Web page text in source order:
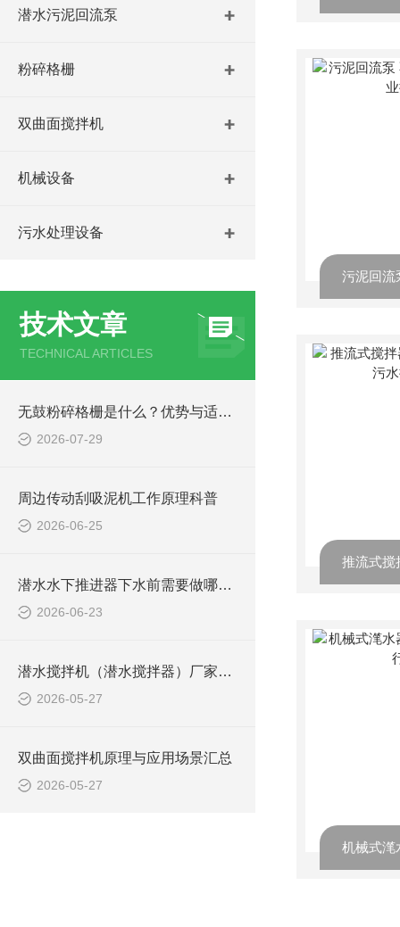
潜水污泥回流泵
粉碎格栅
双曲面搅拌机
机械设备
污水处理设备
技术文章
TECHNICAL ARTICLES
无鼓粉碎格栅是什么？优势与适用工况梳理
2026-07-29
周边传动刮吸泥机工作原理科普
2026-06-25
潜水水下推进器下水前需要做哪些检查？
2026-06-23
潜水搅拌机（潜水搅拌器）厂家选型指南
2026-05-27
双曲面搅拌机原理与应用场景汇总
2026-05-27